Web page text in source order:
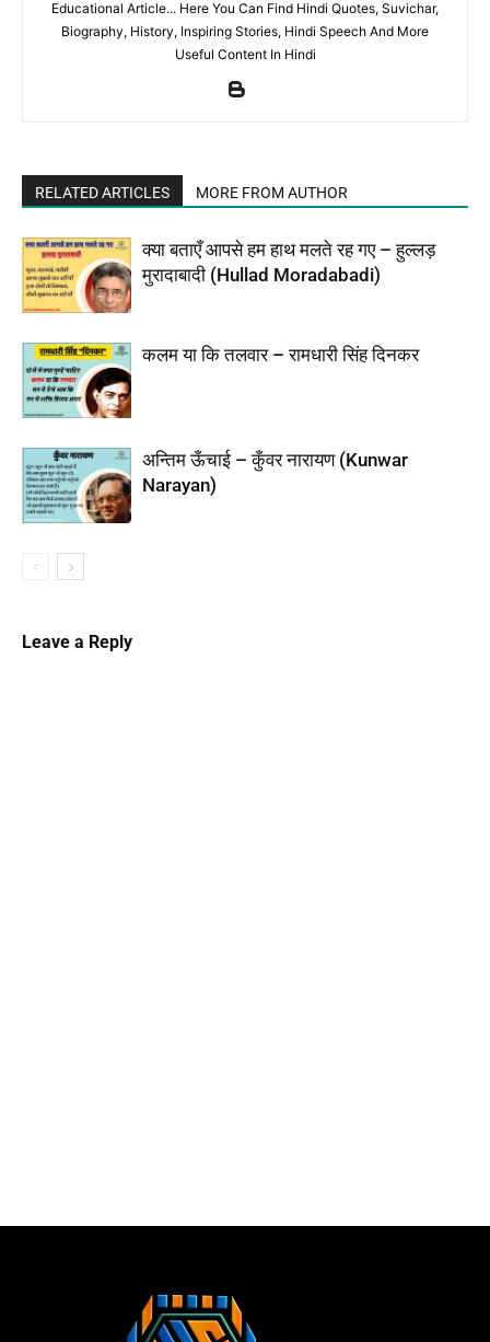
Educational Article... Here You Can Find Hindi Quotes, Suvichar,
Biography, History, Inspiring Stories, Hindi Speech And More
Useful Content In Hindi
RELATED ARTICLES MORE FROM AUTHOR
क्या बताएँ आपसे हम हाथ मलते रह गए – हुल्लड़
मुरादाबादी (Hullad Moradabadi)
कलम या कि तलवार – रामधारी सिंह दिनकर
अन्तिम ऊँचाई – कुँवर नारायण (Kunwar
Narayan)
Leave a Reply